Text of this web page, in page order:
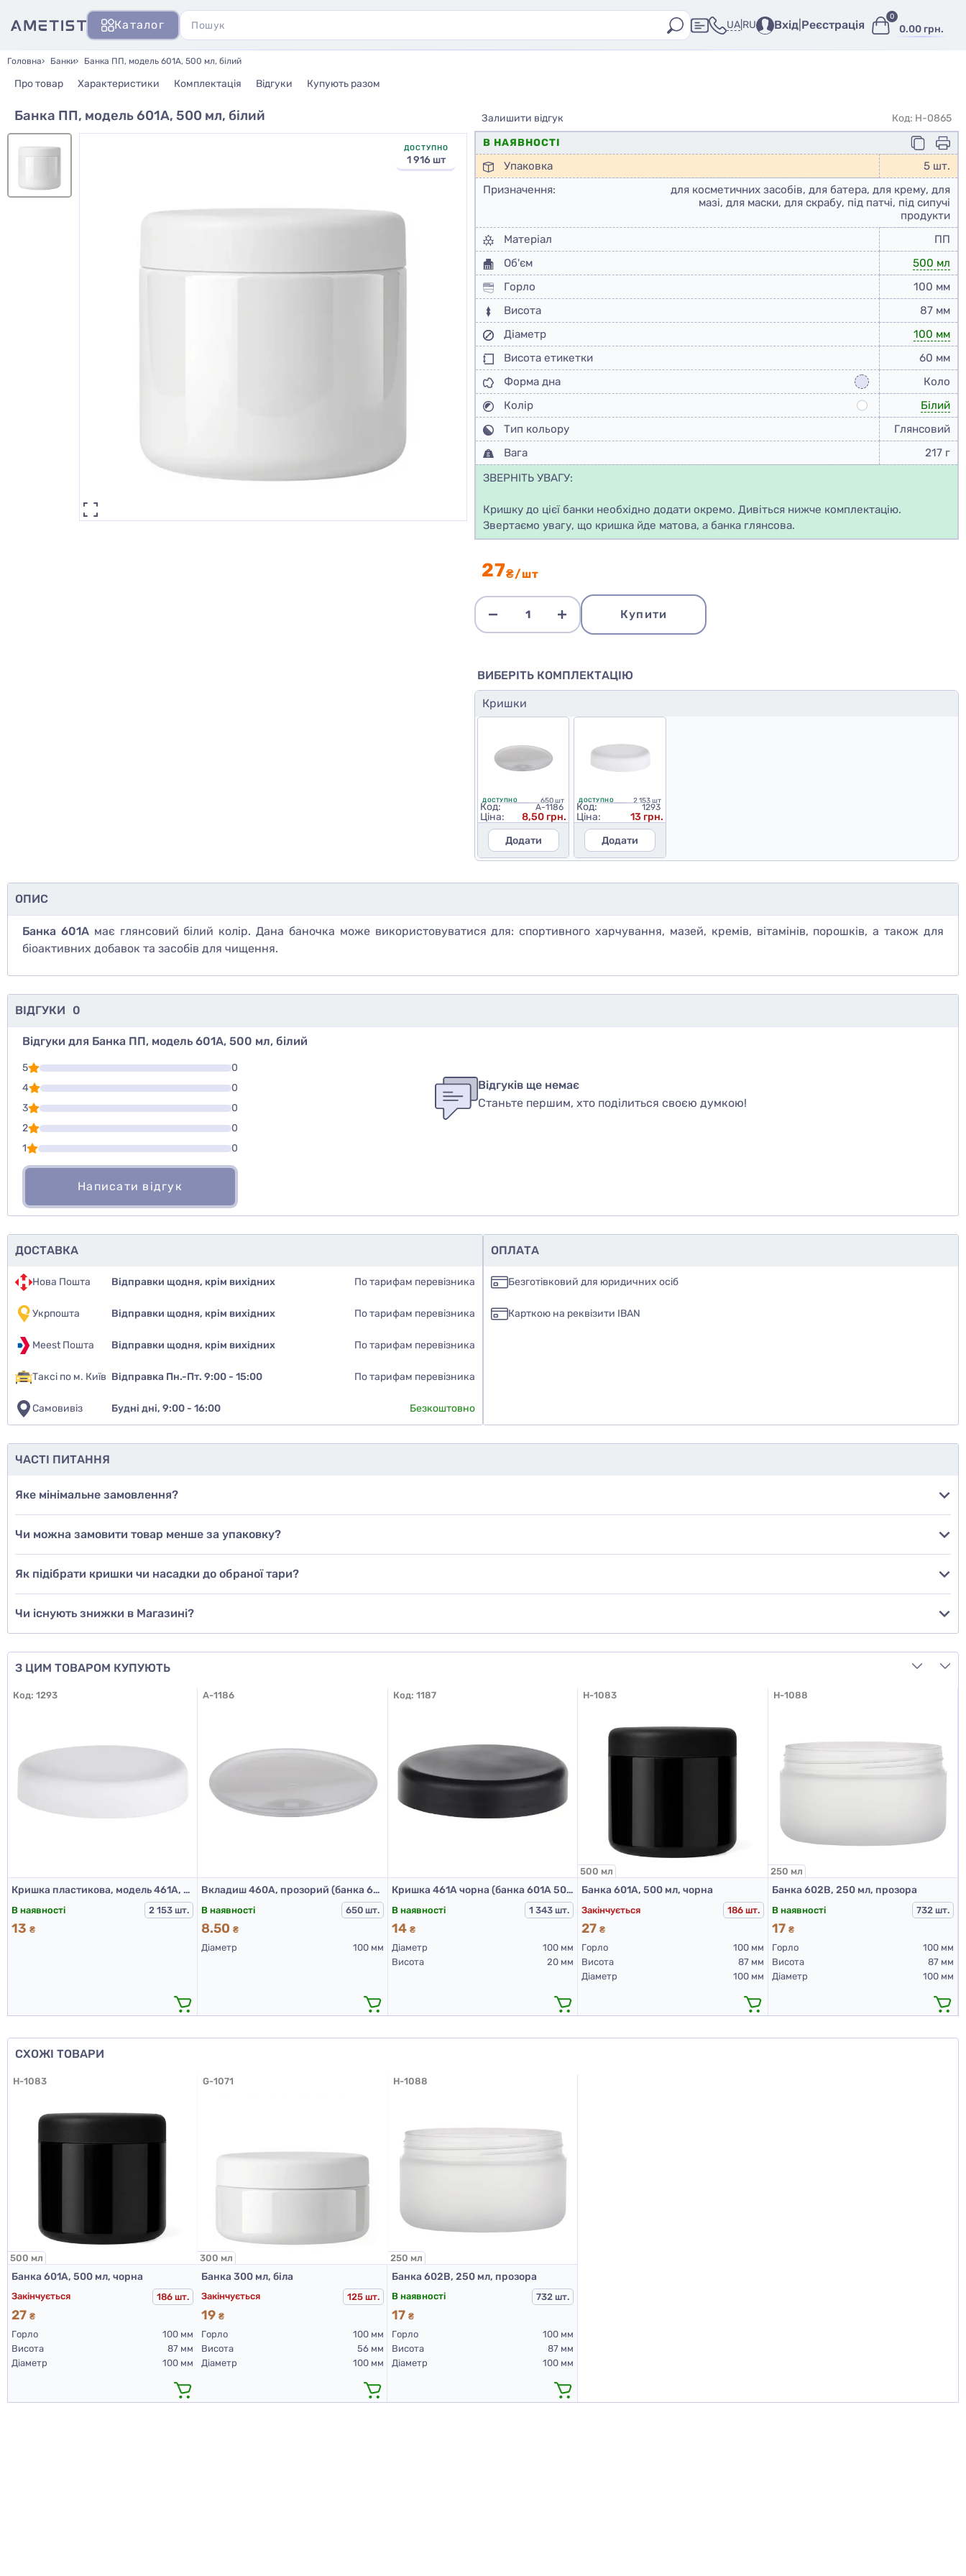
Каталог UA RU Вхід Реєстрація 0.00 грн.
0
Головна Банки Банка ПП, модель 601А, 500 мл, білий
Про товар Характеристики Комплектація Відгуки Купують разом
Банка ПП, модель 601А, 500 мл, білий
ДОСТУПНО
1 916 шт
27₴/шт
Купити
Залишити відгук
Код: H-0865
В НАЯВНОСТІ
Упаковка
5 шт.
Призначення:
для косметичних засобів, для батера, для крему, для
мазі, для маски, для скрабу, під патчі, під сипучі
продукти
Матеріал
ПП
Об'єм
500 мл
Горло
100 мм
Висота
87 мм
Діаметр
100 мм
Висота етикетки
60 мм
Форма дна
Коло
Колір
Білий
Тип кольору
Глянсовий
Вага
217 г
ЗВЕРНІТЬ УВАГУ:
Кришку до цієї банки необхідно додати окремо. Дивіться нижче комплектацію.
Звертаємо увагу, що кришка йде матова, а банка глянсова.
ВИБЕРІТЬ КОМПЛЕКТАЦІЮ
Кришки
ДОСТУПНО 650 шт
Код: A-1186
Ціна:
8,50 грн.
Додати
ДОСТУПНО 2 153 шт
Код: 1293
Ціна:
13 грн.
Додати
ОПИС
Банка 601А має глянсовий білий колір. Дана баночка може використовуватися для: спортивного харчування, мазей, кремів, вітамінів, порошків, а також для
біоактивних добавок та засобів для чищення.
ВІДГУКИ 0
Відгуки для Банка ПП, модель 601А, 500 мл, білий
5
0
4
0
3
0
2
0
1
0
Написати відгук
Чи рекомендуєте ви цей товар
так
Відгуків ще немає
Станьте першим, хто поділиться своєю думкою!
ДОСТАВКА
Нова Пошта Відправки щодня, крім вихідних По тарифам перевізника
Укрпошта Відправки щодня, крім вихідних По тарифам перевізника
Meest Пошта Відправки щодня, крім вихідних По тарифам перевізника
Таксі по м. Київ Відправка Пн.-Пт. 9:00 - 15:00 По тарифам перевізника
Самовивіз Будні дні, 9:00 - 16:00 Безкоштовно
ОПЛАТА
Безготівковий для юридичних осіб
Карткою на реквізити IBAN
ЧАСТІ ПИТАННЯ
Яке мінімальне замовлення?
Чи можна замовити товар менше за упаковку?
Як підібрати кришки чи насадки до обраної тари?
Чи існують знижки в Магазині?
З ЦИМ ТОВАРОМ КУПУЮТЬ
Код: 1293
Кришка пластикова, модель 461А, Д100, білий
В наявності 2 153 шт.
13 ₴
A-1186
Вкладиш 460А, прозорий (банка 601А 500 мл та 300 мл)
В наявності 650 шт.
8.50₴
Діаметр 100 мм
Код: 1187
Кришка 461А чорна (банка 601А 500 мл та 300 мл)
В наявності 1 343 шт.
14 ₴
Діаметр
100 мм
Висота
20 мм
H-1083
500 мл
Банка 601А, 500 мл, чорна
Закінчується 186 шт.
27₴
Горло
100 мм
Висота
87 мм
Діаметр
100 мм
H-1088
250 мл
Банка 602В, 250 мл, прозора
В наявності 732 шт.
17 ₴
Горло
100 мм
Висота
87 мм
Діаметр
100 мм
СХОЖІ ТОВАРИ
H-1083
500 мл
Банка 601А, 500 мл, чорна
Закінчується 186 шт.
27 ₴
Горло
100 мм
Висота
87 мм
Діаметр
100 мм
G-1071
300 мл
Банка 300 мл, біла
Закінчується 125 шт.
19₴
Горло
100 мм
Висота
56 мм
Діаметр
100 мм
H-1088
250 мл
Банка 602В, 250 мл, прозора
В наявності 732 шт.
17 ₴
Горло
100 мм
Висота
87 мм
Діаметр
100 мм